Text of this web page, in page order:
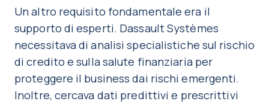
Un altro requisito fondamentale era il
supporto di esperti. Dassault Systèmes
necessitava di analisi specialistiche sul rischio
di credito e sulla salute finanziaria per
proteggere il business dai rischi emergenti.
Inoltre, cercava dati predittivi e prescrittivi